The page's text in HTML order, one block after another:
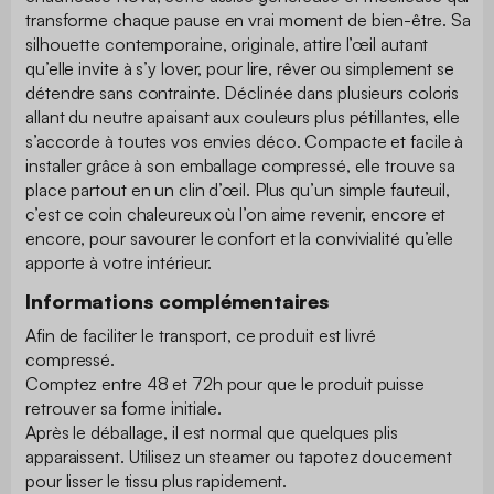
transforme chaque pause en vrai moment de bien-être. Sa
silhouette contemporaine, originale, attire l’œil autant
qu’elle invite à s’y lover, pour lire, rêver ou simplement se
détendre sans contrainte. Déclinée dans plusieurs coloris
allant du neutre apaisant aux couleurs plus pétillantes, elle
s’accorde à toutes vos envies déco. Compacte et facile à
installer grâce à son emballage compressé, elle trouve sa
place partout en un clin d’œil. Plus qu’un simple fauteuil,
c’est ce coin chaleureux où l’on aime revenir, encore et
encore, pour savourer le confort et la convivialité qu’elle
apporte à votre intérieur.
Informations complémentaires
Afin de faciliter le transport, ce produit est livré
compressé.
Comptez entre 48 et 72h pour que le produit puisse
retrouver sa forme initiale.
Après le déballage, il est normal que quelques plis
apparaissent. Utilisez un steamer ou tapotez doucement
pour lisser le tissu plus rapidement.